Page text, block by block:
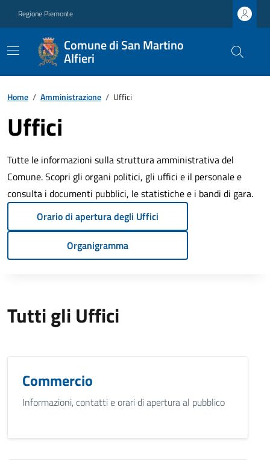
Regione Piemonte
Comune di San Martino
Alfieri
Home / Amministrazione / Uffici
Uffici
Tutte le informazioni sulla struttura amministrativa del
Comune. Scopri gli organi politici, gli uffici e il personale e
consulta i documenti pubblici, le statistiche e i bandi di gara.
Orario di apertura degli Uffici
Organigramma
Tutti gli Uffici
Commercio
Informazioni, contatti e orari di apertura al pubblico